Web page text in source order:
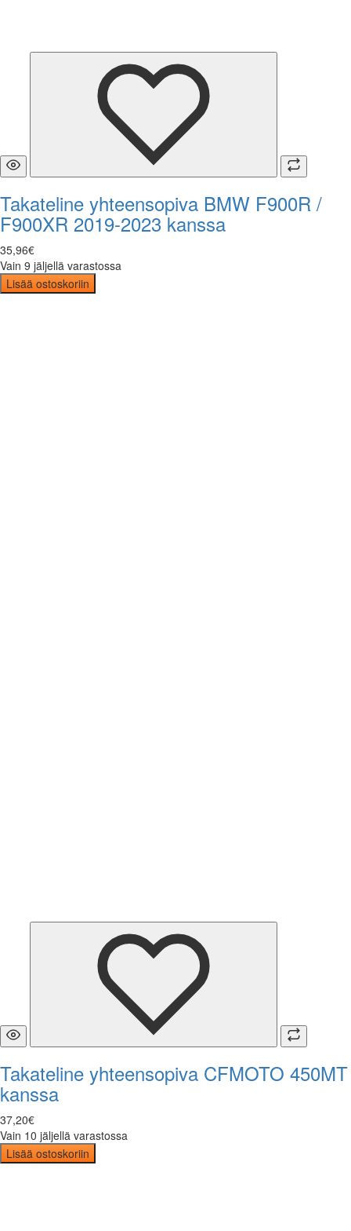
Takateline yhteensopiva BMW F900R /
F900XR 2019-2023 kanssa
35,96€
Vain 9 jäljellä varastossa
Lisää ostoskoriin
Takateline yhteensopiva CFMOTO 450MT
kanssa
37,20€
Vain 10 jäljellä varastossa
Lisää ostoskoriin